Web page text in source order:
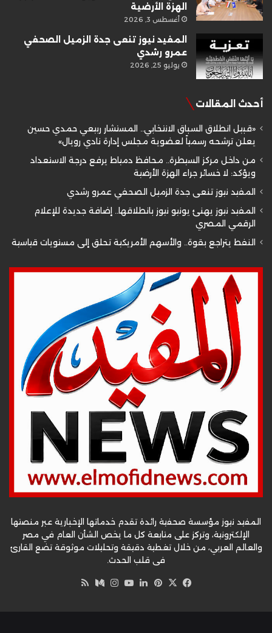
الهزة الأرضية
أغسطس 3, 2026
المفيد نيوز تنعى جدة الزميل الصحفي
عمرو رشدي
يوليو 25, 2026
أحدث المقالات
«قبيل انطلاق السباق الانتخابي.. المستشار ربيعي حمدي حسين
يعلن ترشحه رسمياً لعضوية مجلس إدارة نادي رويال»
من داخل مركز السيطرة.. محافظ دمياط يرفع درجة الاستعداد
ويؤكد: لا خسائر جراء الهزة الأرضية
المفيد نيوز تنعى جدة الزميل الصحفي عمرو رشدي
المفيد نيوز يهنئ يونيو نيوز بانطلاقها.. إضافة جديدة للإعلام
الرقمي المصري
النفط يتراجع بقوة.. والأسهم الأمريكية تحلق إلى مستويات قياسية
المفيد نيوز مؤسسة صحفية رائدة تقدم خدماتها الإخبارية عبر منصتها
الإلكترونية، وتركز على متابعة كل ما يخص الشأن العام في مصر
والعالم العربي، من خلال تغطية دقيقة وتحليلات موثوقة تضع القارئ
في قلب الحدث.
فيسبوك
‫X بينتيريست
لينكدإن‫YouTube
انستقرام
وسط